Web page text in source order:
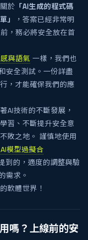
於 「AI生成的程式碼
」
，答案已經非常明
，務必將安全放在首
與語氣 一樣，我們也
安全測試。一份詳盡
，才能確保我們的應
AI技術的不斷發展，
習、不斷提升安全意
敗之地。 謹慎地使用
模型過擬合
到的，適度的調整與驗
需求。
軟體世界！
嗎？上線前的安